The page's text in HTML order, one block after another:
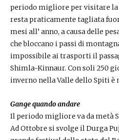
periodo migliore per visitare la
resta praticamente tagliata
mesi all’ anno, a causa delle
che bloccano i passi di
impossibile ai trasporti il
Shimla-Kinnaur. Con soli 250
inverno nella Valle dello Spiti è
Gange quando andare
Il periodo migliore va da metà
Ad Ottobre si svolge il Durga